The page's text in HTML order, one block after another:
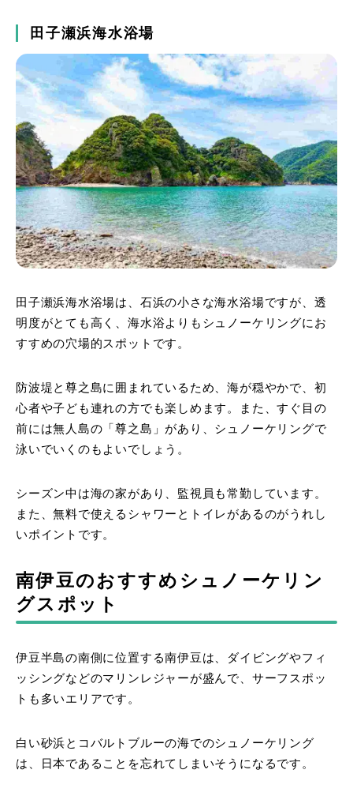
田子瀬浜海水浴場
田子瀬浜海水浴場は、石浜の小さな海水浴場ですが、透
明度がとても高く、海水浴よりもシュノーケリングにお
すすめの穴場的スポットです。
防波堤と尊之島に囲まれているため、海が穏やかで、初
心者や子ども連れの方でも楽しめます。また、すぐ目の
前には無人島の「尊之島」があり、シュノーケリングで
泳いでいくのもよいでしょう。
シーズン中は海の家があり、監視員も常勤しています。
また、無料で使えるシャワーとトイレがあるのがうれし
いポイントです。
南伊豆のおすすめシュノーケリン
グスポット
伊豆半島の南側に位置する南伊豆は、ダイビングやフィ
ッシングなどのマリンレジャーが盛んで、サーフスポッ
トも多いエリアです。
白い砂浜とコバルトブルーの海でのシュノーケリング
は、日本であることを忘れてしまいそうになるです。